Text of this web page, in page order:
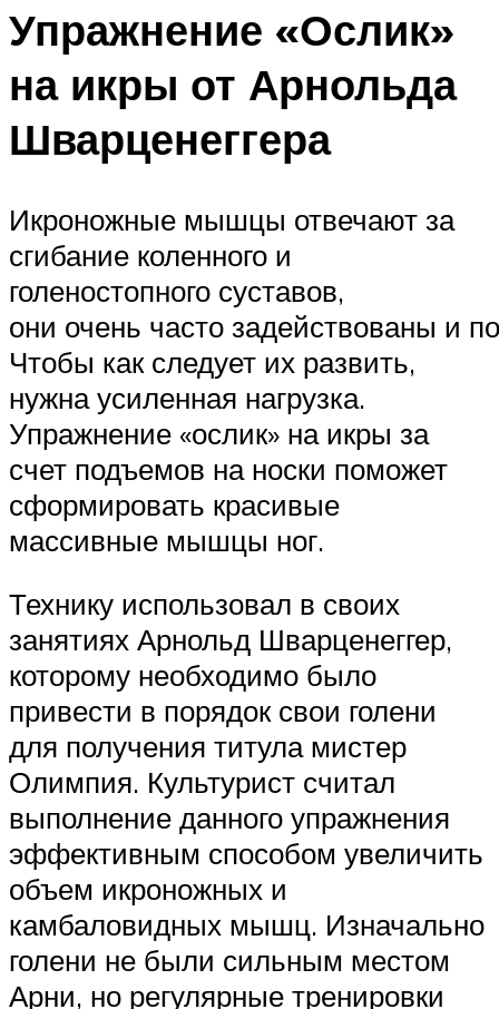
Упражнение «Ослик»
на икры от Арнольда
Шварценеггера
Икроножные мышцы отвечают за
сгибание коленного и
голеностопного суставов,
они очень часто задействованы и
Чтобы как следует их развить,
нужна усиленная нагрузка.
Упражнение «ослик» на икры за
счет подъемов на носки поможет
сформировать красивые
массивные мышцы ног.
Технику использовал в своих
занятиях Арнольд Шварценеггер,
которому необходимо было
привести в порядок свои голени
для получения титула мистер
Олимпия. Культурист считал
выполнение данного упражнения
эффективным способом увеличить
объем икроножных и
камбаловидных мышц. Изначально
голени не были сильным местом
Арни, но регулярные тренировки